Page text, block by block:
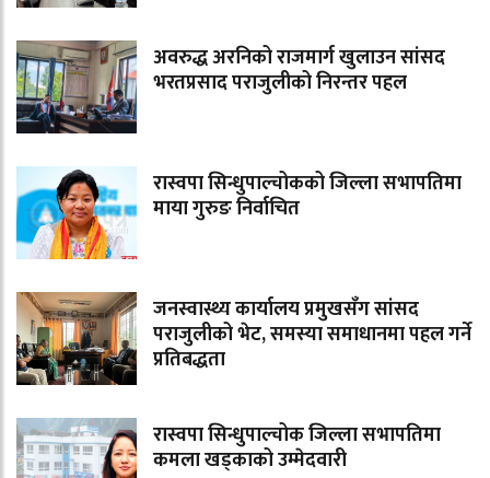
अवरुद्ध अरनिको राजमार्ग खुलाउन सांसद
भरतप्रसाद पराजुलीको निरन्तर पहल
रास्वपा सिन्धुपाल्चोकको जिल्ला सभापतिमा
माया गुरुङ निर्वाचित
जनस्वास्थ्य कार्यालय प्रमुखसँग सांसद
पराजुलीको भेट, समस्या समाधानमा पहल गर्ने
प्रतिबद्धता
रास्वपा सिन्धुपाल्चोक जिल्ला सभापतिमा
कमला खड्काको उम्मेदवारी